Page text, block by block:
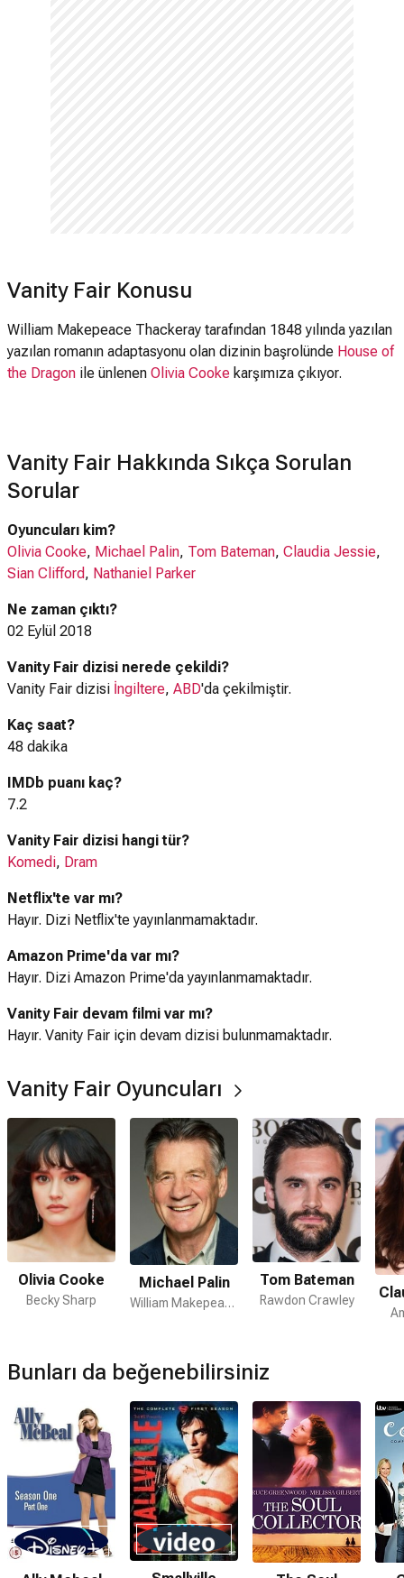
Vanity Fair Konusu
William Makepeace Thackeray tarafından 1848 yılında yazılan
yazılan romanın adaptasyonu olan dizinin başrolünde House of
the Dragon ile ünlenen Olivia Cooke karşımıza çıkıyor.
Vanity Fair Hakkında Sıkça Sorulan
Sorular
Oyuncuları kim?
Olivia Cooke, Michael Palin, Tom Bateman, Claudia Jessie,
Sian Clifford, Nathaniel Parker
Ne zaman çıktı?
02 Eylül 2018
Vanity Fair dizisi nerede çekildi?
Vanity Fair dizisi İngiltere, ABD'da çekilmiştir.
Kaç saat?
48 dakika
IMDb puanı kaç?
7.2
Vanity Fair dizisi hangi tür?
Komedi, Dram
Netflix'te var mı?
Hayır. Dizi Netflix'te yayınlanmamaktadır.
Amazon Prime'da var mı?
Hayır. Dizi Amazon Prime'da yayınlanmamaktadır.
Vanity Fair devam filmi var mı?
Hayır. Vanity Fair için devam dizisi bulunmamaktadır.
Vanity Fair Oyuncuları
Olivia Cooke
Becky Sharp
Michael Palin
William Makepeace Thackeray
Tom Bateman
Rawdon Crawley
Bunları da beğenebilirsiniz